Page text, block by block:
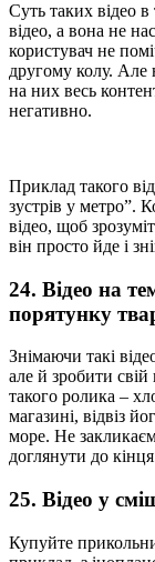
Суть таких відео
відео, а вона не
користувач не
другому колу. Але
на них весь
негативно.
Приклад такого
зустрів у метро”.
відео, щоб
він просто йде і
24. Відео на
порятунку
Знімаючи такі
але й зробити
такого ролика –
магазині, відвіз
море. Не
доглянути до
25. Відео у
Купуйте